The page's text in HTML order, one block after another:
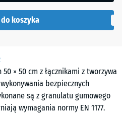
× 50 cm z łącznikami z tworzywa
bezpiecznych
są z granulatu gumowego
wymagania normy EN 1177.
koszyka